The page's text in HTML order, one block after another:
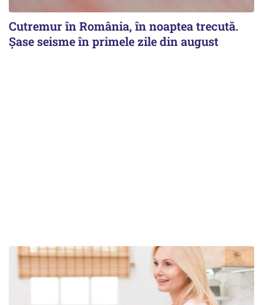
Cutremur în România, în noaptea trecută.
Șase seisme în primele zile din august